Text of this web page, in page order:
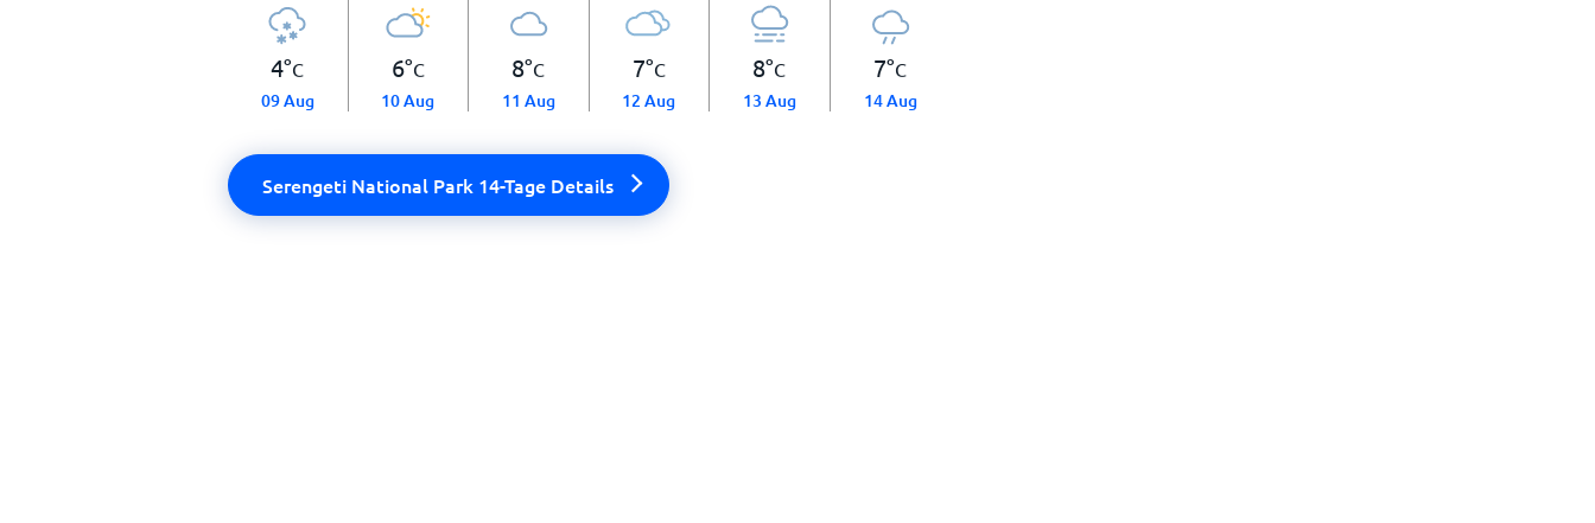
4°C
09 Aug
6°C
10 Aug
8°C
11 Aug
7°C
12 Aug
8°C
13 Aug
7°C
14 Aug
Serengeti National Park 14-Tage Details